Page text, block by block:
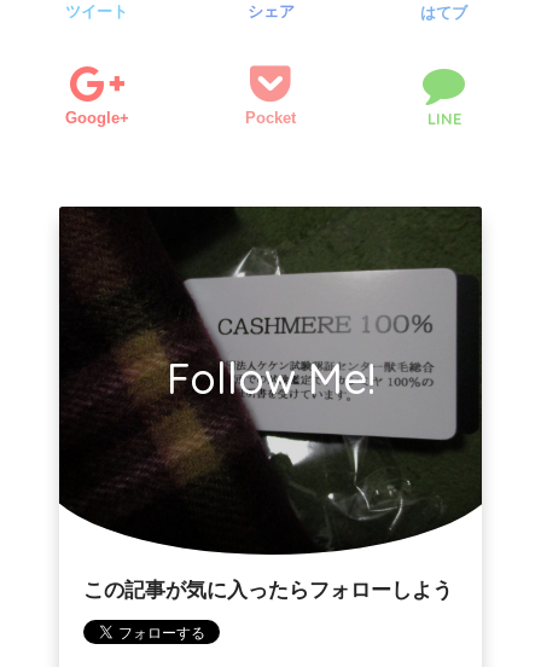
ツイート シェア はてブ
Google+ Pocket LINE
Follow Me!
この記事が気に入ったらフォローしよう